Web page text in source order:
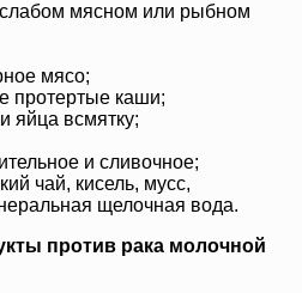
мясном или рыбном
мясо;
протертые каши;
яйца всмятку;
и сливочное;
чай, кисель, мусс,
щелочная вода.
против рака молочной